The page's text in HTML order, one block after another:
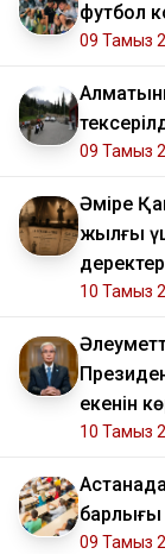
футбол
09 Тамыз
09 Тамыз
Әміре
жылғы
10 Тамыз
екенін
10 Тамыз
барлығы
09 Тамыз